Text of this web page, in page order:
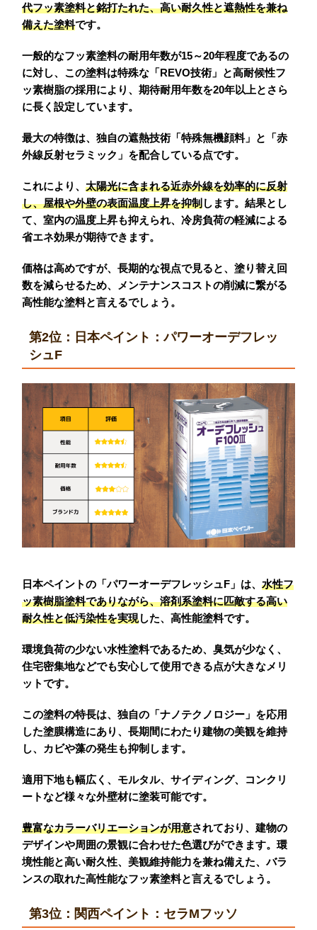
代フッ素塗料と銘打たれた、高い耐久性と遮熱性を兼ね
備えた塗料です。
一般的なフッ素塗料の耐用年数が15～20年程度であるの
に対し、この塗料は特殊な「REVO技術」と高耐候性フ
ッ素樹脂の採用により、期待耐用年数を20年以上とさら
に長く設定しています。
最大の特徴は、独自の遮熱技術「特殊無機顔料」と「赤
外線反射セラミック」を配合している点です。
これにより、太陽光に含まれる近赤外線を効率的に反射
し、屋根や外壁の表面温度上昇を抑制します。結果とし
て、室内の温度上昇も抑えられ、冷房負荷の軽減による
省エネ効果が期待できます。
価格は高めですが、長期的な視点で見ると、塗り替え回
数を減らせるため、メンテナンスコストの削減に繋がる
高性能な塗料と言えるでしょう。
第2位：日本ペイント：パワーオーデフレッ
シュF
日本ペイントの「パワーオーデフレッシュF」は、水性フ
ッ素樹脂塗料でありながら、溶剤系塗料に匹敵する高い
耐久性と低汚染性を実現した、高性能塗料です。
環境負荷の少ない水性塗料であるため、臭気が少なく、
住宅密集地などでも安心して使用できる点が大きなメリ
ットです。
この塗料の特長は、独自の「ナノテクノロジー」を応用
した塗膜構造にあり、長期間にわたり建物の美観を維持
し、カビや藻の発生も抑制します。
適用下地も幅広く、モルタル、サイディング、コンクリ
ートなど様々な外壁材に塗装可能です。
豊富なカラーバリエーションが用意されており、建物の
デザインや周囲の景観に合わせた色選びができます。環
境性能と高い耐久性、美観維持能力を兼ね備えた、バラ
ンスの取れた高性能なフッ素塗料と言えるでしょう。
第3位：関西ペイント：セラMフッソ